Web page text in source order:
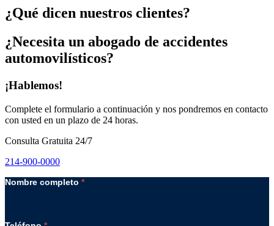
¿Qué dicen nuestros clientes?
¿Necesita un abogado de accidentes
automovilísticos?
¡Hablemos!
Complete el formulario a continuación y nos pondremos en contacto
con usted en un plazo de 24 horas.
Consulta Gratuita 24/7
214-900-0000
Nombre completo *